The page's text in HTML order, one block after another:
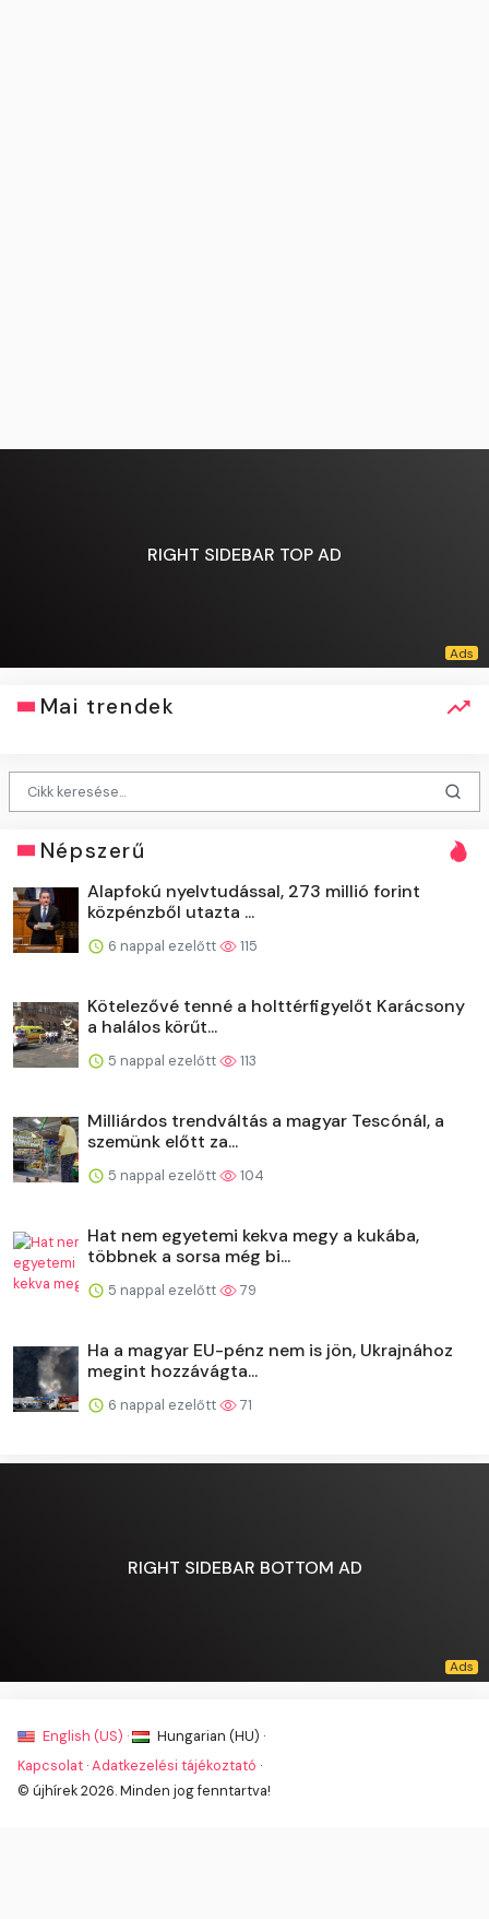
RIGHT SIDEBAR TOP AD
Mai trendek
Népszerű
Alapfokú nyelvtudással, 273 millió forint
közpénzből utazta ...
6 nappal ezelőtt 115
Kötelezővé tenné a holttérfigyelőt Karácsony
a halálos körűt...
5 nappal ezelőtt 113
Milliárdos trendváltás a magyar Tescónál, a
szemünk előtt za...
5 nappal ezelőtt 104
Hat nem egyetemi kekva megy a kukába,
többnek a sorsa még bi...
5 nappal ezelőtt 79
Ha a magyar EU-pénz nem is jön, Ukrajnához
megint hozzávágta...
6 nappal ezelőtt 71
RIGHT SIDEBAR BOTTOM AD
English (US) ·
Hungarian (HU) ·
Kapcsolat ·Adatkezelési tájékoztató ·
© újhírek 2026. Minden jog fenntartva!